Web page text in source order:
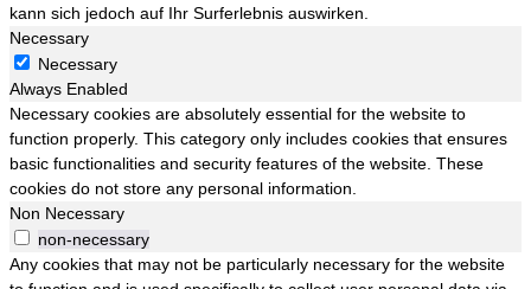
kann sich jedoch auf Ihr Surferlebnis auswirken.
Necessary
Necessary
Always Enabled
Necessary cookies are absolutely essential for the website to
function properly. This category only includes cookies that ensures
basic functionalities and security features of the website. These
cookies do not store any personal information.
Non Necessary
non-necessary
Any cookies that may not be particularly necessary for the website